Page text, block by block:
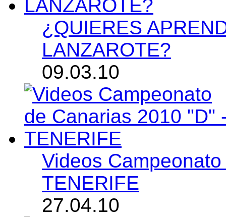
¿QUIERES
LANZAROTE?
09.03.10
Videos
TENERIFE
27.04.10